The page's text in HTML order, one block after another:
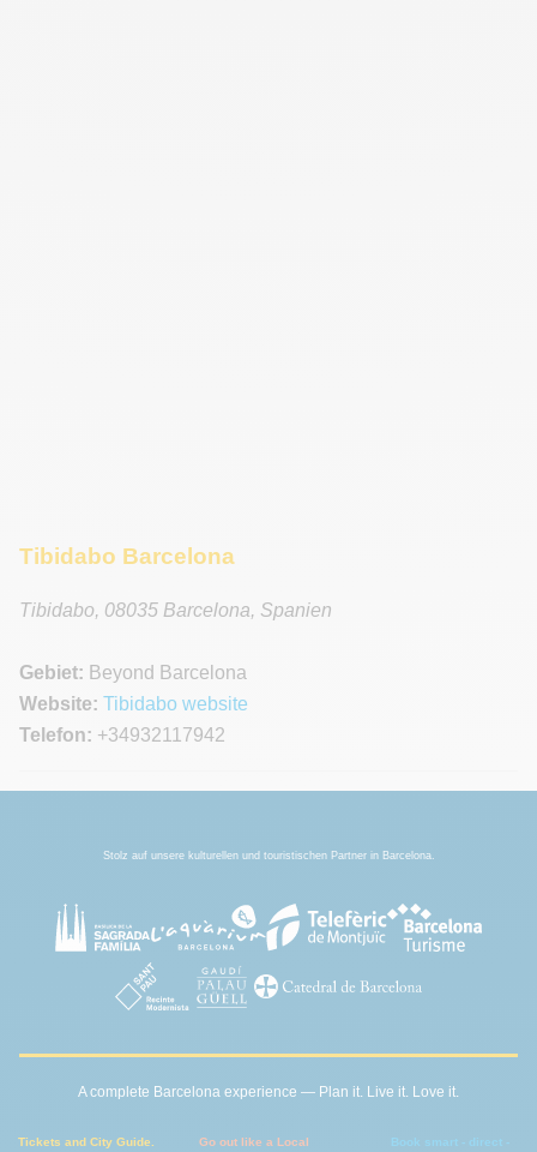
Tibidabo Barcelona
Tibidabo, 08035 Barcelona, Spanien
Gebiet: Beyond Barcelona
Website: Tibidabo website
Telefon: +34932117942
Stolz auf unsere kulturellen und touristischen Partner in Barcelona.
A complete Barcelona experience — Plan it. Live it. Love it.
Tickets and City Guide. Go out like a Local Book smart - direct -